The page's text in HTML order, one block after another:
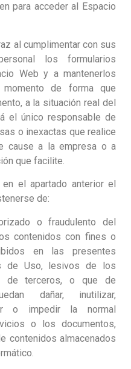
para acceder al Espacio
al cumplimentar con sus
los formularios
Web y a mantenerlos
de forma que
a la situación real del
el único responsable de
o inexactas que realice
cause a la empresa o a
que facilite.
el apartado anterior el
de:
o fraudulento del
contenidos con fines o
en las presentes
de Uso, lesivos de los
de terceros, o que de
dañar, inutilizar,
o impedir la normal
o los documentos,
contenidos almacenados